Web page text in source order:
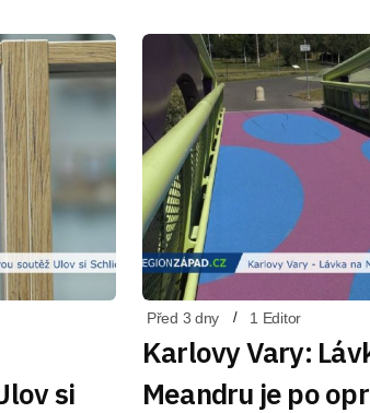
si
Před 3 dny 1 Editor
Karlovy Vary:
Meandru je po